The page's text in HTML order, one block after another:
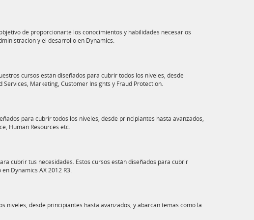
de proporcionarte los conocimientos y habilidades necesarios
y el desarrollo en Dynamics.
cursos están diseñados para cubrir todos los niveles, desde
Marketing, Customer Insights y Fraud Protection.
para cubrir todos los niveles, desde principiantes hasta avanzados,
Human Resources etc.
cubrir tus necesidades. Estos cursos están diseñados para cubrir
Dynamics AX 2012 R3.
niveles, desde principiantes hasta avanzados, y abarcan temas como la